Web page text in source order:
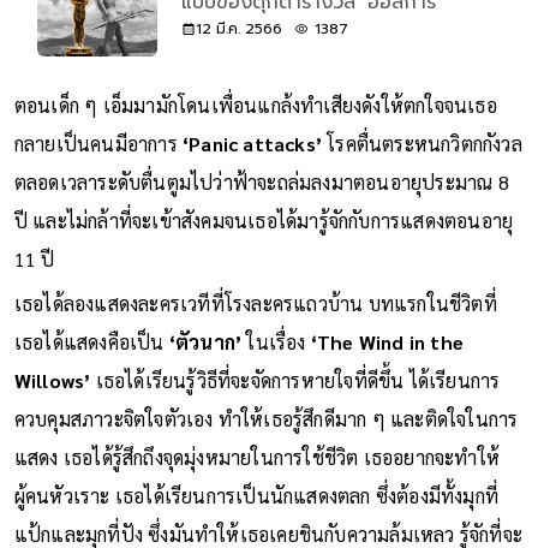
12 มี.ค. 2566 1387
ตอนเด็ก ๆ เอ็มมามักโดนเพื่อนแกล้งทำเสียงดังให้ตกใจจนเธอ
กลายเป็นคนมีอาการ ‘Panic attacks’โรคตื่นตระหนกวิตกกังวล
ตลอดเวลาระดับตื่นตูมไปว่าฟ้าจะถล่มลงมาตอนอายุประมาณ 8
ปี และไม่กล้าที่จะเข้าสังคมจนเธอได้มารู้จักกับการแสดงตอนอายุ
11 ปี
เธอได้ลองแสดงละครเวทีที่โรงละครแถวบ้าน บทแรกในชีวิตที่
เธอได้แสดงคือเป็น ‘ตัวนาก’ในเรื่อง ‘The Wind in the
Willows’ เธอได้เรียนรู้วิธีที่จะจัดการหายใจที่ดีขึ้น ได้เรียนการ
ควบคุมสภาวะจิตใจตัวเอง ทำให้เธอรู้สึกดีมาก ๆ และติดใจในการ
แสดง เธอได้รู้สึกถึงจุดมุ่งหมายในการใช้ชีวิต เธออยากจะทำให้
ผู้คนหัวเราะ เธอได้เรียนการเป็นนักแสดงตลก ซึ่งต้องมีทั้งมุกที่
แป้กและมุกที่ปัง ซึ่งมันทำให้เธอเคยชินกับความล้มเหลว รู้จักที่จะ